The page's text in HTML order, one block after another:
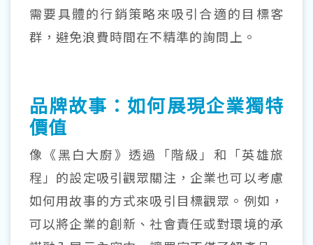
需要具體的行銷策略來吸引合適的目標客
群，避免浪費時間在不精準的詢問上。
品牌故事：如何展現企業獨特
價值
像《黑白大廚》透過「階級」和「英雄旅
程」的設定吸引觀眾關注，企業也可以考慮
如何用故事的方式來吸引目標觀眾。例如，
可以將企業的創新、社會責任或對環境的承